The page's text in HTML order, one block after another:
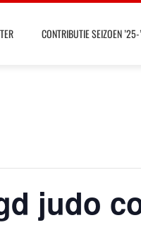
CONTRIBUTIE SEIZOEN
judo